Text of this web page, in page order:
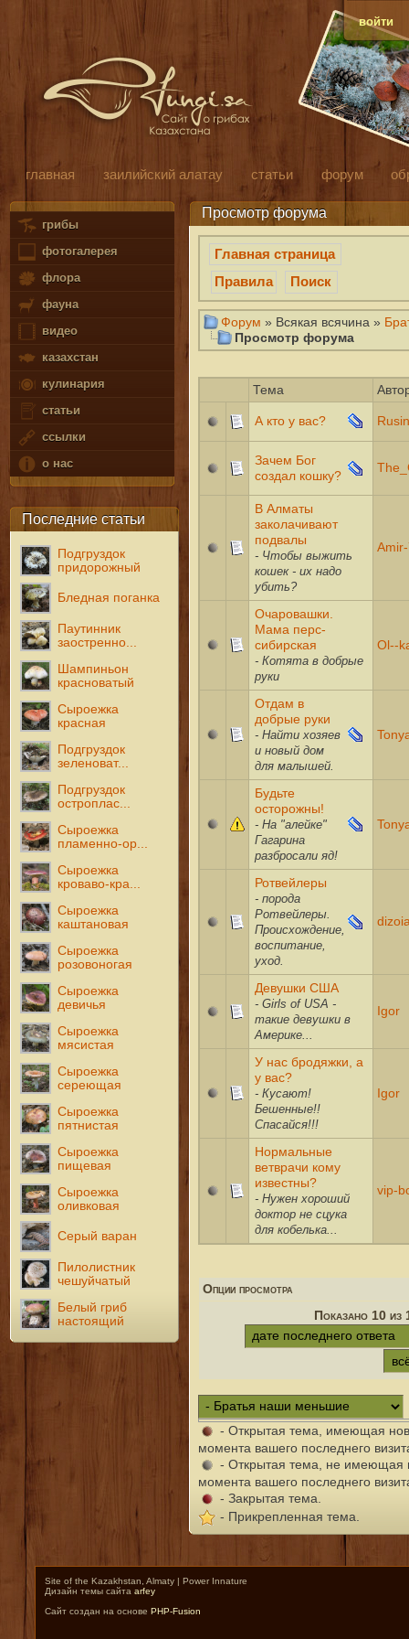
войти
главная заилийский алатау статьи форум
грибы
фотогалерея
флора
фауна
видео
казахстан
кулинария
статьи
ссылки
о нас
Последние статьи
Подгруздок
придорожный
Бледная поганка
Паутинник
заостренно...
Шампиньон
красноватый
Сыроежка
красная
Подгруздок
зеленоват...
Подгруздок
остроплас...
Сыроежка
пламенно-ор...
Сыроежка
кроваво-кра...
Сыроежка
каштановая
Сыроежка
розовоногая
Сыроежка
девичья
Сыроежка
мясистая
Сыроежка
сереющая
Сыроежка
пятнистая
Сыроежка
пищевая
Сыроежка
оливковая
Серый варан
Пилолистник
чешуйчатый
Белый гриб
настоящий
Просмотр форума
Главная страница
Правила
Поиск
Форум » Всякая всячина »
Просмотр форума
Тема
А кто у вас?
Зачем Бог
создал кошку?
В Алматы
заколачивают
подвалы
- Чтобы выжить
кошек - их надо
убить?
Очаровашки.
Мама перс-
сибирская
- Котята в добрые
руки
Ol--
Отдам в
добрые руки
- Найти хозяев
и новый дом
для малышей.
Будьте
осторожны!
- На "алейке"
Гагарина
разбросали яд!
Ротвейлеры
- порода
Ротвейлеры.
Происхождение,
воспитание,
уход.
Девушки США
- Girls of USA -
такие девушки в
Америке...
Igor
У нас бродяжки, а
у вас?
- Кусают!
Бешенные!!
Спасайся!!!
Igor
Нормальные
ветврачи кому
известны?
- Нужен хороший
доктор не сцука
для кобелька...
vip-
Опции просмотра
Показано 10 из
- Открытая тема, имеющая
момента вашего последнего
- Открытая тема, не имеющая
момента вашего последнего
- Закрытая тема.
- Прикрепленная тема.
Site of the Kazakhstan, Almaty | Power Innature
Дизайн темы сайта arfey
Сайт создан на основе PHP-Fusion